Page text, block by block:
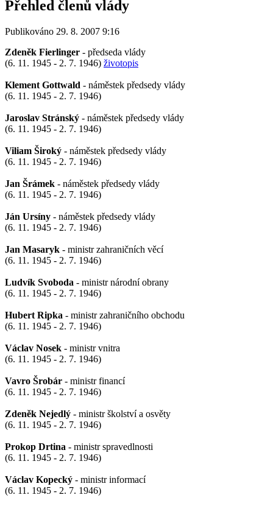
Přehled členů vlády
Publikováno 29. 8. 2007 9:16
Zdeněk Fierlinger - předseda vlády
(6. 11. 1945 - 2. 7. 1946) životopis
Klement Gottwald - náměstek předsedy vlády
(6. 11. 1945 - 2. 7. 1946)
Jaroslav Stránský - náměstek předsedy vlády
(6. 11. 1945 - 2. 7. 1946)
Viliam Široký - náměstek předsedy vlády
(6. 11. 1945 - 2. 7. 1946)
Jan Šrámek - náměstek předsedy vlády
(6. 11. 1945 - 2. 7. 1946)
Ján Ursíny - náměstek předsedy vlády
(6. 11. 1945 - 2. 7. 1946)
Jan Masaryk - ministr zahraničních věcí
(6. 11. 1945 - 2. 7. 1946)
Ludvík Svoboda - ministr národní obrany
(6. 11. 1945 - 2. 7. 1946)
Hubert Ripka - ministr zahraničního obchodu
(6. 11. 1945 - 2. 7. 1946)
Václav Nosek - ministr vnitra
(6. 11. 1945 - 2. 7. 1946)
Vavro Šrobár - ministr financí
(6. 11. 1945 - 2. 7. 1946)
Zdeněk Nejedlý - ministr školství a osvěty
(6. 11. 1945 - 2. 7. 1946)
Prokop Drtina - ministr spravedlnosti
(6. 11. 1945 - 2. 7. 1946)
Václav Kopecký - ministr informací
(6. 11. 1945 - 2. 7. 1946)